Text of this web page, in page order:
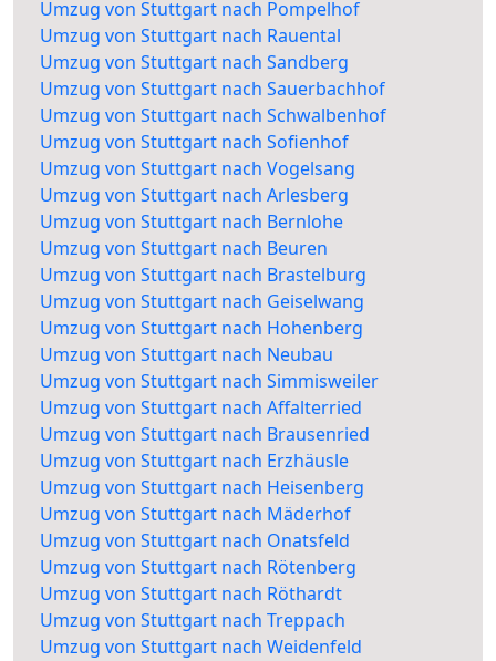
Umzug von Stuttgart nach Pompelhof
Umzug von Stuttgart nach Rauental
Umzug von Stuttgart nach Sandberg
Umzug von Stuttgart nach Sauerbachhof
Umzug von Stuttgart nach Schwalbenhof
Umzug von Stuttgart nach Sofienhof
Umzug von Stuttgart nach Vogelsang
Umzug von Stuttgart nach Arlesberg
Umzug von Stuttgart nach Bernlohe
Umzug von Stuttgart nach Beuren
Umzug von Stuttgart nach Brastelburg
Umzug von Stuttgart nach Geiselwang
Umzug von Stuttgart nach Hohenberg
Umzug von Stuttgart nach Neubau
Umzug von Stuttgart nach Simmisweiler
Umzug von Stuttgart nach Affalterried
Umzug von Stuttgart nach Brausenried
Umzug von Stuttgart nach Erzhäusle
Umzug von Stuttgart nach Heisenberg
Umzug von Stuttgart nach Mäderhof
Umzug von Stuttgart nach Onatsfeld
Umzug von Stuttgart nach Rötenberg
Umzug von Stuttgart nach Röthardt
Umzug von Stuttgart nach Treppach
Umzug von Stuttgart nach Weidenfeld